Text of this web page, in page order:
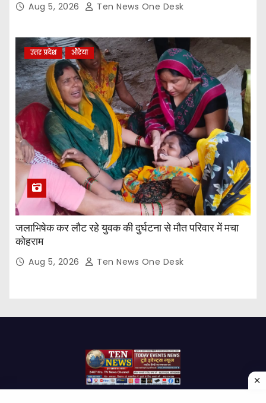
Aug 5, 2026 Ten News One Desk
उत्तर प्रदेश औरेया
जलाभिषेक कर लौट रहे युवक की दुर्घटना से मौत परिवार में मचा
कोहराम
Aug 5, 2026 Ten News One Desk